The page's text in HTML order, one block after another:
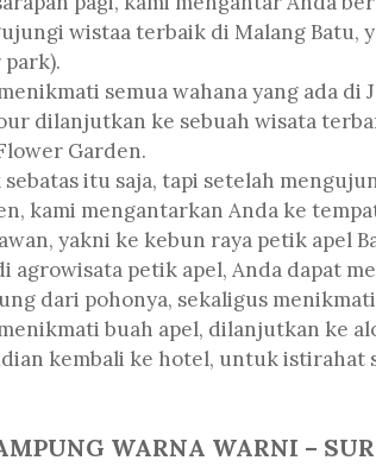
wistaa terbaik di Malang Batu,
semua wahana yang ada di
dilanjutkan ke sebuah wisata
Garden.
sebatas itu saja, tapi setelah
kami mengantarkan Anda ke
yakni ke kebun raya petik apel
agrowisata petik apel, Anda dapat
dari pohonya, sekaligus
buah apel, dilanjutkan ke
kembali ke hotel, untuk istirahat
WARNA WARNI –